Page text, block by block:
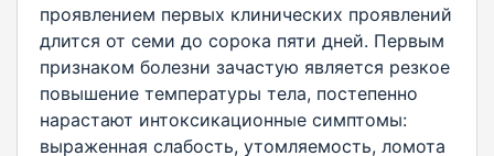
проявлением первых клинических проявлений
длится от семи до сорока пяти дней. Первым
признаком болезни зачастую является резкое
повышение температуры тела, постепенно
нарастают интоксикационные симптомы:
выраженная слабость, утомляемость, ломота